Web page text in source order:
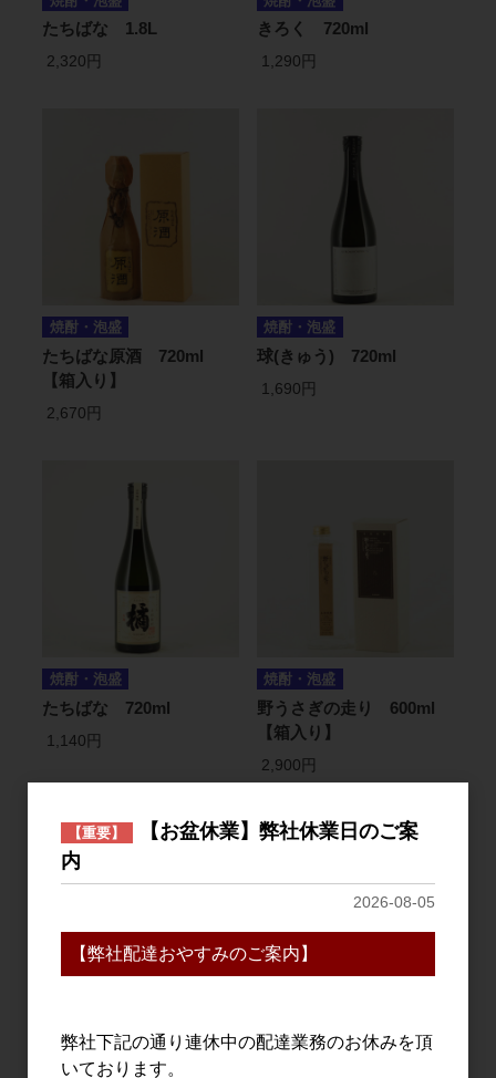
たちばな 1.8L
2,320円
きろく 720ml
1,290円
焼酎・泡盛
たちばな原酒 720ml
【箱入り】
2,670円
焼酎・泡盛
球(きゅう) 720ml
1,690円
焼酎・泡盛
たちばな 720ml
1,140円
焼酎・泡盛
野うさぎの走り 600ml
【箱入り】
2,900円
焼酎・泡盛
中々 720ml
焼酎・泡盛
【重要】
【お盆休業】弊社休業日のご案
内
2026-08-05
【弊社配達おやすみのご案内】
弊社下記の通り連休中の配達業務のお休みを頂
いております。